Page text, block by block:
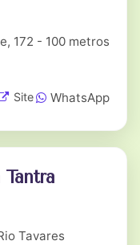
172 - 100 metros
Site WhatsApp
Tantra
Tavares